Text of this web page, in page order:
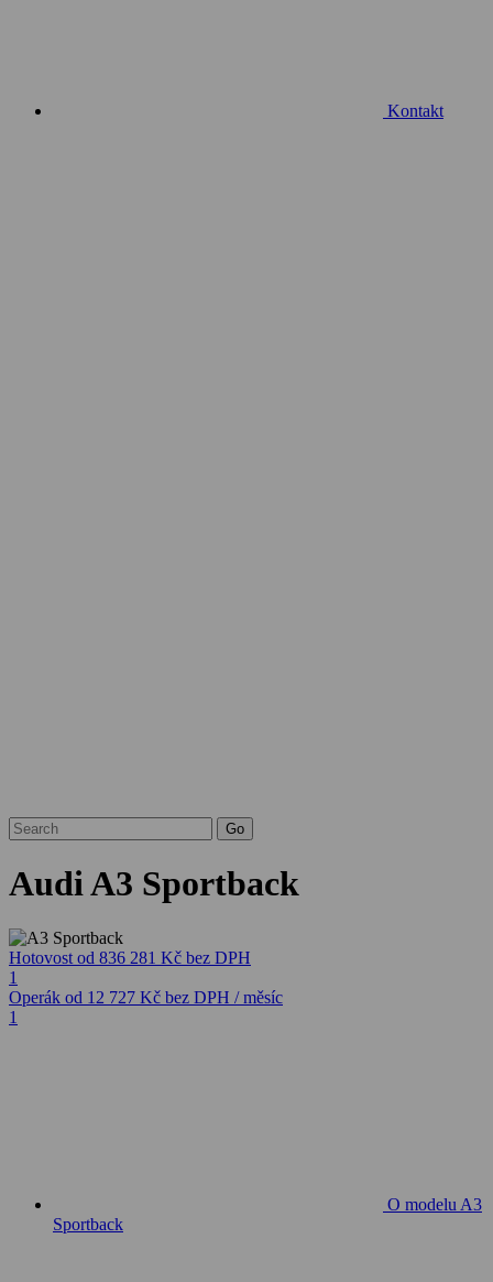
Kontakt
Audi A3 Sportback
Hotovost od 836 281 Kč bez DPH
1
Operák od 12 727 Kč bez DPH / měsíc
1
O modelu A3
Sportback